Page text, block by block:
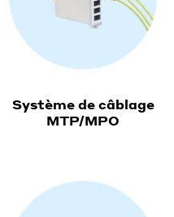
Système de câblage
MTP/MPO